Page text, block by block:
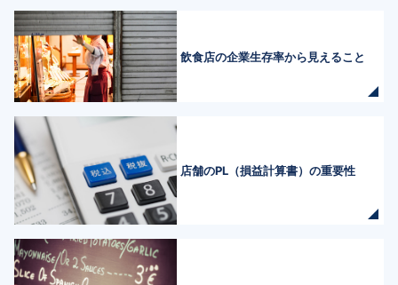
飲食店の企業生存率から見えること
店舗のPL（損益計算書）の重要性